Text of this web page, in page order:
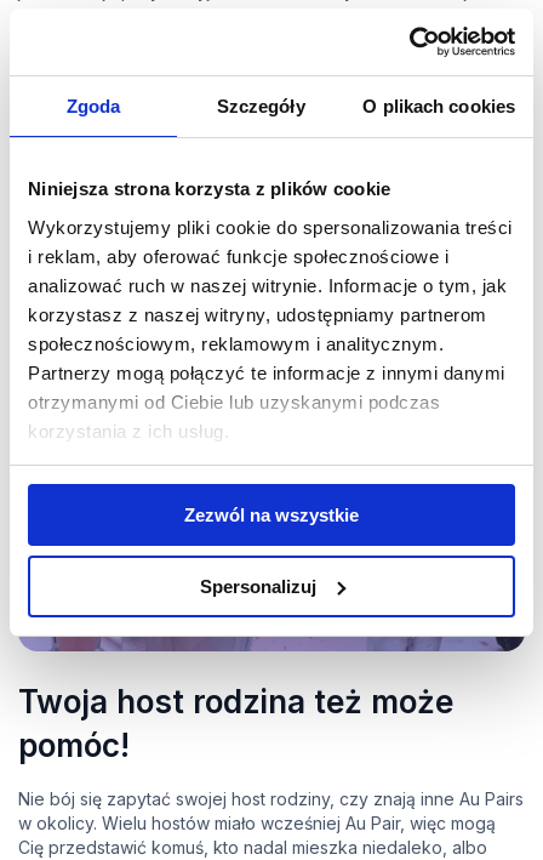
Zgoda Szczegóły O plikach cookies
Niniejsza strona korzysta z plików cookie
Wykorzystujemy pliki cookie do spersonalizowania treści
i reklam, aby oferować funkcje społecznościowe i
analizować ruch w naszej witrynie. Informacje o tym, jak
korzystasz z naszej witryny, udostępniamy partnerom
społecznościowym, reklamowym i analitycznym.
Partnerzy mogą połączyć te informacje z innymi danymi
otrzymanymi od Ciebie lub uzyskanymi podczas
korzystania z ich usług.
Zezwól na wszystkie
Spersonalizuj
których uwielbiam wracać i które zostają na długo po
Twoja host rodzina też może
pomóc!
Nie bój się zapytać swojej host rodziny, czy znają inne Au Pairs
w okolicy. Wielu hostów miało wcześniej Au Pair, więc mogą
Cię przedstawić komuś, kto nadal mieszka niedaleko, albo